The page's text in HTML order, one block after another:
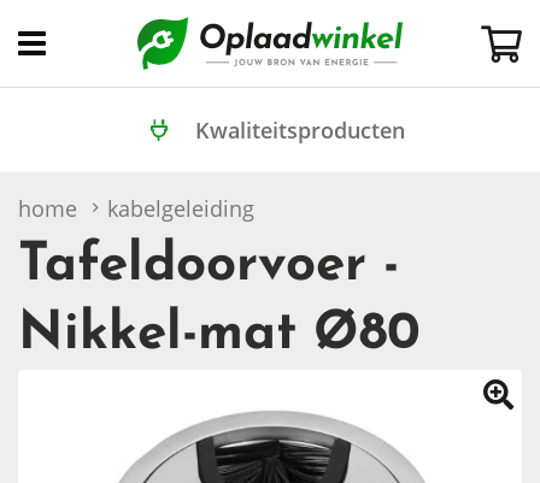
Open
Kwaliteitsproducten
home
kabelgeleiding
tafeldoorvoer - nikkel-mat ø80
Tafeldoorvoer -
Nikkel-mat Ø80